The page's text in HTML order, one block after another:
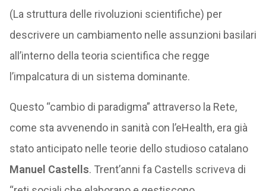
(La struttura delle rivoluzioni scientifiche) per
descrivere un cambiamento nelle assunzioni basilari
all’interno della teoria scientifica che regge
l’impalcatura di un sistema dominante.
Questo “cambio di paradigma” attraverso la Rete,
come sta avvenendo in sanità con l’eHealth, era già
stato anticipato nelle teorie dello studioso catalano
Manuel Castells. Trent’anni fa Castells scriveva di